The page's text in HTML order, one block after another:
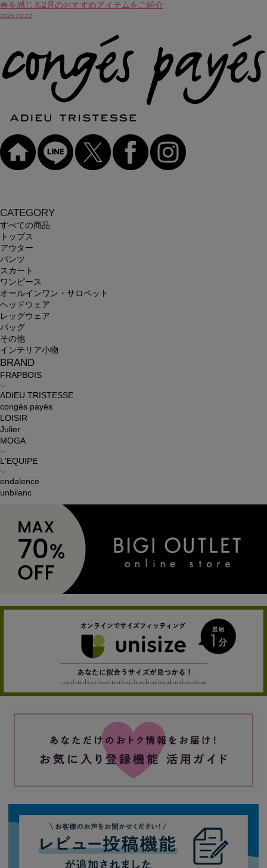
春を感じる2月のおすすめアイテムをご紹介
2025.02.12
CATEGORY
すべての商品
トップス
アウター
パンツ
スカート
ワンピース
オールインワン・サロペット
ヘッドウェア
レッグウェア
バッグ
その他
インテリア小物
BRAND
FRAPBOIS
ADIEU TRISTESSE
congés payés
LOISIR
Julier
MOGA
L'EQUIPE
endalence
unbilanc